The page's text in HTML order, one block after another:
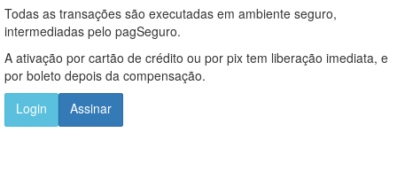
Todas as transações são executadas em ambiente seguro,
intermediadas pelo pagSeguro.
A ativação por cartão de crédito ou por pix tem liberação imediata, e
por boleto depois da compensação.
Login
Assinar